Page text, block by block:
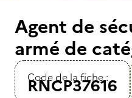
Agent de
armé de
Code de la fiche :
RNCP37616